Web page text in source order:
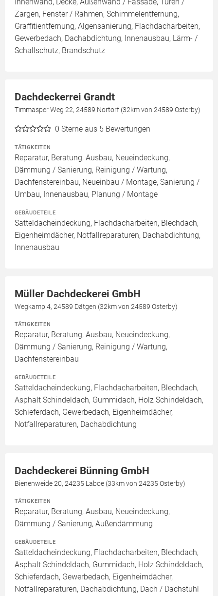
Zargen, Fenster / Rahmen, Schimmelentfernung,
Graffitientfernung, Algensanierung, Flachdacharbeiten,
Gewerbedach, Dachabdichtung, Innenausbau, Lärm- /
Schallschutz, Brandschutz
Dachdeckerrei Grandt
Timmasper Weg 22, 24589 Nortorf (32km von 24589 Osterby)
0 Sterne aus 5 Bewertungen
TÄTIGKEITEN
Reparatur, Beratung, Ausbau, Neueindeckung,
Dämmung / Sanierung, Reinigung / Wartung,
Dachfenstereinbau, Neueinbau / Montage, Sanierung /
Umbau, Innenausbau, Planung / Montage
GEBÄUDETEILE
Satteldacheindeckung, Flachdacharbeiten, Blechdach,
Eigenheimdächer, Notfallreparaturen, Dachabdichtung,
Innenausbau
Müller Dachdeckerei GmbH
Wegkamp 4, 24589 Dätgen (32km von 24589 Osterby)
TÄTIGKEITEN
Reparatur, Beratung, Ausbau, Neueindeckung,
Dämmung / Sanierung, Reinigung / Wartung,
Dachfenstereinbau
GEBÄUDETEILE
Satteldacheindeckung, Flachdacharbeiten, Blechdach,
Asphalt Schindeldach, Gummidach, Holz Schindeldach,
Schieferdach, Gewerbedach, Eigenheimdächer,
Notfallreparaturen, Dachabdichtung
Dachdeckerei Bünning GmbH
Bienenweide 20, 24235 Laboe (33km von 24235 Osterby)
TÄTIGKEITEN
Reparatur, Beratung, Ausbau, Neueindeckung,
Dämmung / Sanierung, Außendämmung
GEBÄUDETEILE
Satteldacheindeckung, Flachdacharbeiten, Blechdach,
Asphalt Schindeldach, Gummidach, Holz Schindeldach,
Schieferdach, Gewerbedach, Eigenheimdächer,
Notfallreparaturen, Dachabdichtung, Dach / Dachstuhl